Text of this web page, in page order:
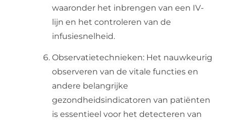
waaronder het inbrengen van een IV-
lijn en het controleren van de
infusiesnelheid.
Observatietechnieken: Het nauwkeurig
observeren van de vitale functies en
andere belangrijke
gezondheidsindicatoren van patiënten
is essentieel voor het detecteren van